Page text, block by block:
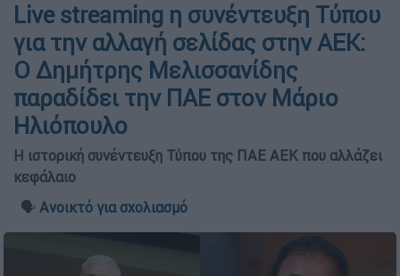
Live streaming η συνέντευξη Τύπου
για την αλλαγή σελίδας στην ΑΕΚ:
Ο Δημήτρης Μελισσανίδης
παραδίδει την ΠΑΕ στον Μάριο
Ηλιόπουλο
Η ιστορική συνέντευξη Τύπου της ΠΑΕ ΑΕΚ που αλλάζει
κεφάλαιο
🗣️ Ανοικτό για σχολιασμό